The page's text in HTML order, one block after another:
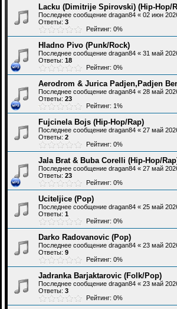
Lacku (Dimitrije Spirovski) (Hip-Hop/
Последнее сообщение dragan84 « 02 июн
Ответы: 3
Рейтинг: 0%
Hladno Pivo (Punk/Rock)
Последнее сообщение dragan84 « 31 май
Ответы: 18
Рейтинг: 0%
Aerodrom & Jurica Padjen,Padjen
Последнее сообщение dragan84 « 28 май
Ответы: 23
Рейтинг: 1%
Fujcinela Bojs (Hip-Hop/Rap)
Последнее сообщение dragan84 « 27 май
Ответы: 2
Рейтинг: 0%
Jala Brat & Buba Corelli (Hip-Hop/
Последнее сообщение dragan84 « 27 май
Ответы: 23
Рейтинг: 0%
Uciteljice (Pop)
Последнее сообщение dragan84 « 25 май
Ответы: 1
Рейтинг: 0%
Darko Radovanovic (Pop)
Последнее сообщение dragan84 « 23 май
Ответы: 9
Рейтинг: 0%
Jadranka Barjaktarovic (Folk/Pop)
Последнее сообщение dragan84 « 23 май
Ответы: 3
Рейтинг: 0%